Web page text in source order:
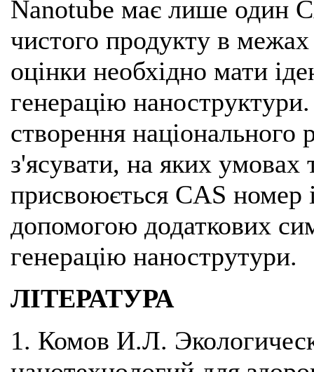
Nanotube має лише один
чистого продукту в
оцінки необхідно мати
генерацію
створення національного
з'ясувати, на яких умовах
присвоюється CAS
допомогою додаткових
генерацію нанострутури.
ЛІТЕРАТУРА
1. Комов И.Л.